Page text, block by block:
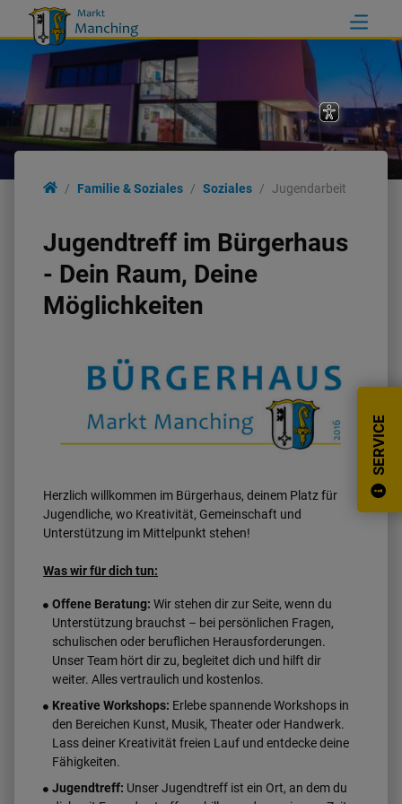
Familie & Soziales
Familie
Bildung
Gesundheit
SERVICE
Familie & Soziales Soziales Jugendarbeit
Jugendtreff im Bürgerhaus
- Dein Raum, Deine
Möglichkeiten
Herzlich willkommen im Bürgerhaus, deinem Platz für
Jugendliche, wo Kreativität, Gemeinschaft und
Unterstützung im Mittelpunkt stehen!
Was wir für dich tun:
Offene Beratung: Wir stehen dir zur Seite, wenn du
Unterstützung brauchst – bei persönlichen Fragen,
schulischen oder beruflichen Herausforderungen.
Unser Team hört dir zu, begleitet dich und hilft dir
weiter. Alles vertraulich und kostenlos.
Kreative Workshops: Erlebe spannende Workshops in
den Bereichen Kunst, Musik, Theater oder Handwerk.
Lass deiner Kreativität freien Lauf und entdecke deine
Fähigkeiten.
Jugendtreff: Unser Jugendtreff ist ein Ort, an dem du